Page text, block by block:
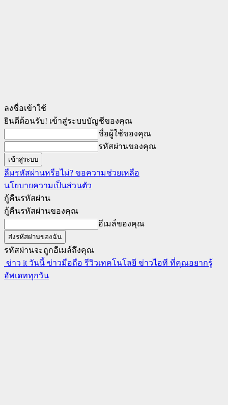
ลงชื่อเข้าใช้
ยินดีต้อนรับ! เข้าสู่ระบบบัญชีของคุณ
ชื่อผู้ใช้ของคุณ
รหัสผ่านของคุณ
ลืมรหัสผ่านหรือไม่? ขอความช่วยเหลือ
นโยบายความเป็นส่วนตัว
กู้คืนรหัสผ่าน
กู้คืนรหัสผ่านของคุณ
อีเมล์ของคุณ
รหัสผ่านจะถูกอีเมล์ถึงคุณ
ข่าว it วันนี้ ข่าวมือถือ รีวิวเทคโนโลยี ข่าวไอที ที่คุณอยากรู้
อัพเดททุกวัน